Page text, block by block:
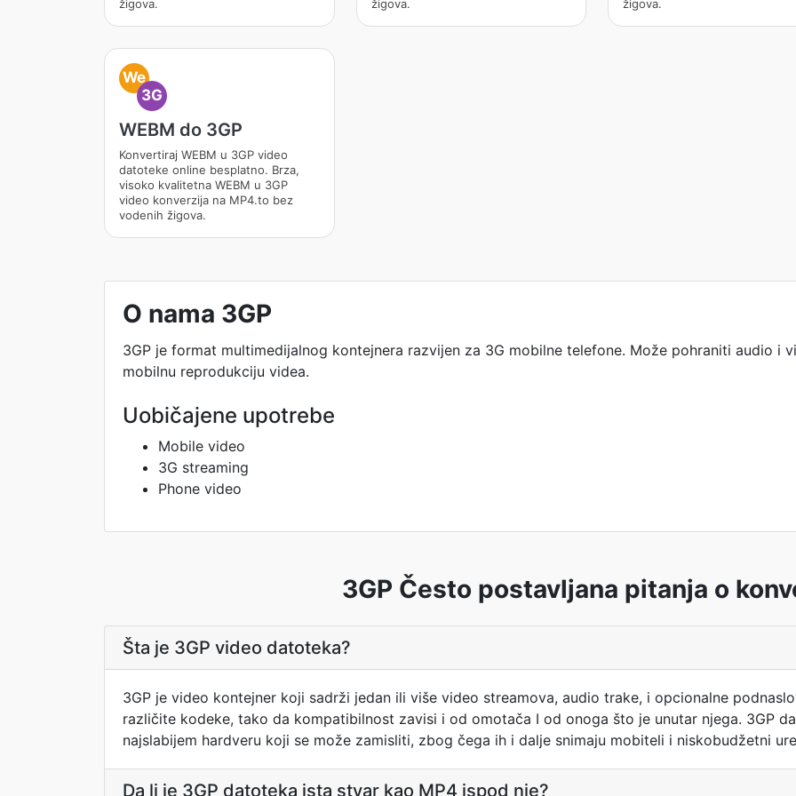
žigova. žigova. žigova.
We
3G
WEBM do 3GP
Konvertiraj WEBM u 3GP video
datoteke online besplatno. Brza,
visoko kvalitetna WEBM u 3GP
video konverzija na MP4.to bez
vodenih žigova.
O nama 3GP
3GP je format multimedijalnog kontejnera razvijen za 3G mobilne telefone. Može pohraniti audio i
mobilnu reprodukciju videa.
Uobičajene upotrebe
Mobile video
3G streaming
Phone video
3GP Često postavljana pitanja o
Šta je 3GP video datoteka?
3GP je video kontejner koji sadrži jedan ili više video streamova, audio trake, i opcionalne
različite kodeke, tako da kompatibilnost zavisi i od omotača I od onoga što je unutar njega. 3GP
najslabijem hardveru koji se može zamisliti, zbog čega ih i dalje snimaju mobiteli i niskobudžetni
Da li je 3GP datoteka ista stvar kao MP4 ispod nje?